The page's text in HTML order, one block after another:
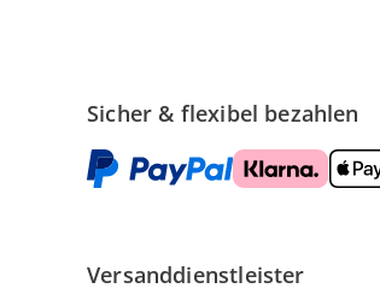
Sicher & flexibel bezahlen
Versanddienstleister